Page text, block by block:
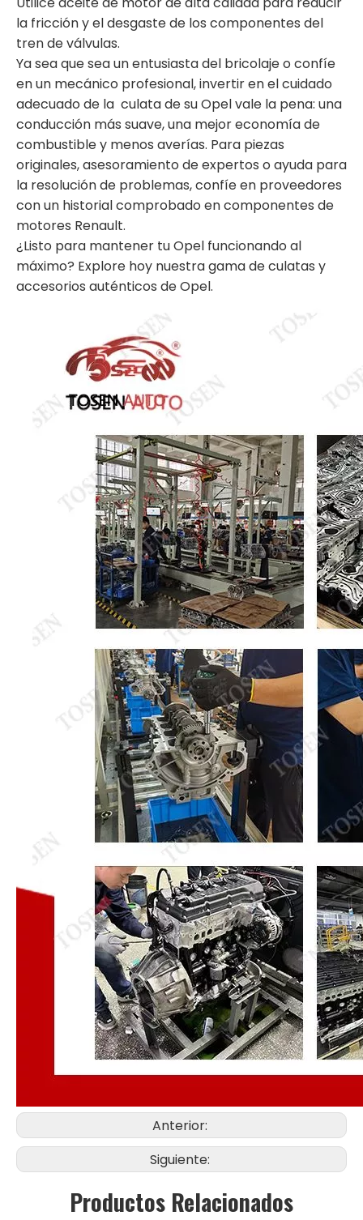
la fricción y el desgaste de los componentes del
tren de válvulas.
Ya sea que sea un entusiasta del bricolaje o confíe
en un mecánico profesional, invertir en el cuidado
adecuado de la culata de su Opel vale la pena: una
conducción más suave, una mejor economía de
combustible y menos averías. Para piezas
originales, asesoramiento de expertos o ayuda para
la resolución de problemas, confíe en proveedores
con un historial comprobado en componentes de
motores Renault.
¿Listo para mantener tu Opel funcionando al
máximo? Explore hoy nuestra gama de culatas y
accesorios auténticos de Opel.
Anterior:
Siguiente:
Productos Relacionados